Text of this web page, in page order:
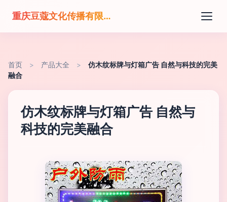
重庆豆蔻文化传播有限公司
首页 > 产品大全 >
仿木纹标牌与灯箱广告 自然与科技的完美
融合
仿木纹标牌与灯箱广告 自然与
科技的完美融合